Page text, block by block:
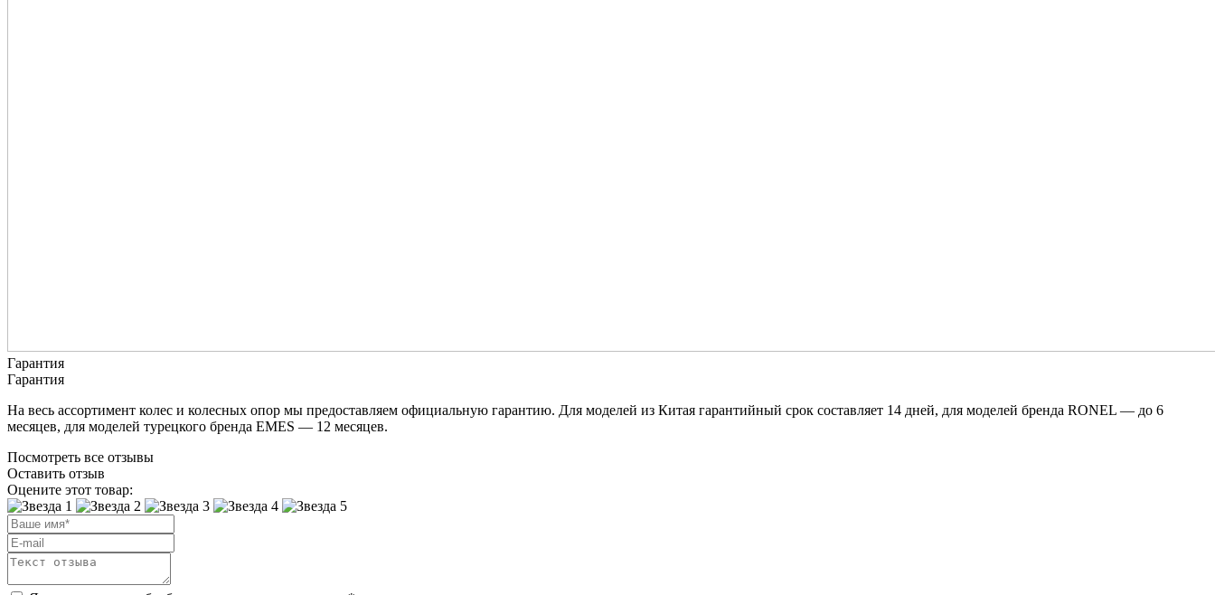
Гарантия
Гарантия
На весь ассортимент колес и колесных опор мы предоставляем официальную гарантию. Для моделей из Китая гарантийный срок составляет 14 дней, для моделей бренда RONEL — до 6
месяцев, для моделей турецкого бренда EMES — 12 месяцев.
Посмотреть все отзывы
Оставить отзыв
Оцените этот товар: